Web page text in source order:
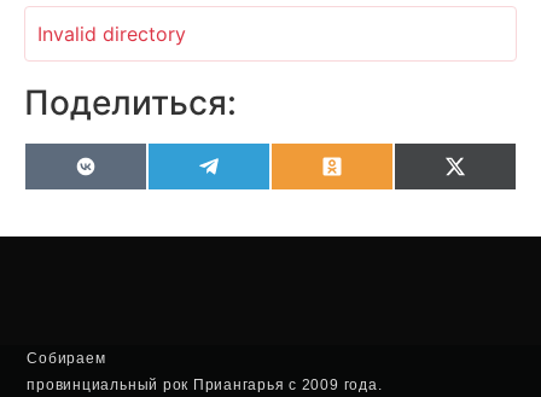
Invalid directory
Поделиться:
VK OdnoklassnikiX
Собираем
провинциальный рок Приангарья с 2009 года.